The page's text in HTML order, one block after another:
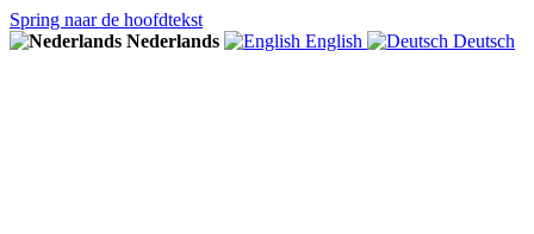
Spring naar de hoofdtekst
Nederlands
English Deutsch